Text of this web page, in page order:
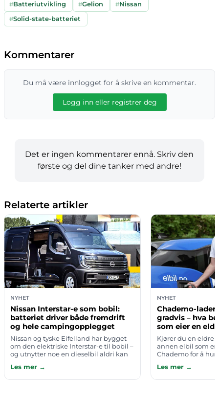
#Batteriutvikling #Gelion #Nissan
#Solid-state-batteriet
Kommentarer
Du må være innlogget for å skrive en kommentar.
Logg inn eller registrer deg
Det er ingen kommentarer ennå. Skriv den
første og del dine tanker med andre!
Relaterte artikler
NYHET
Nissan Interstar-e som bobil:
batteriet driver både fremdrift
og hele campingopplegget
Nissan og tyske Eifelland har bygget
om den elektriske Interstar-e til bobil –
og utnytter noe en dieselbil aldri kan
som strømkilde for hele…
Les mer →
NYHET
Chademo-
gradvis – hva
som eier en
Kjører du en eldre
annen elbil som er
Chademo for å
standarden er på
ladeoperatø…
Les mer →